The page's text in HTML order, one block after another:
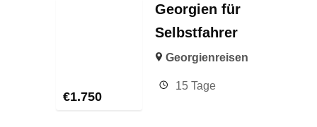
€1.750
Georgien für
Selbstfahrer
Georgienreisen
15 Tage